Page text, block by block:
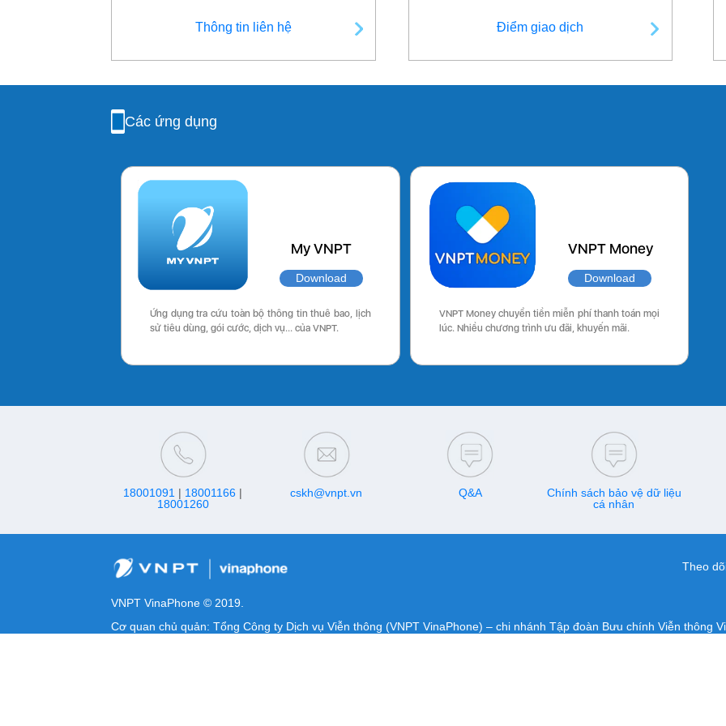
Thông tin liên hệ Điểm giao dịch
Các ứng dụng
My VNPT
Download
Ứng dụng tra cứu toàn bộ thông tin thuê bao, lịch
sử tiêu dùng, gói cước, dịch vụ… của VNPT.
VNPT Money
Download
VNPT Money chuyển tiền miễn phí thanh toán mọi
lúc. Nhiều chương trình ưu đãi, khuyến mãi.
18001091 | 18001166 |
18001260
cskh@vnpt.vn Q&A
Chính sách bảo vệ dữ liệu
cá nhân
Theo
VNPT VinaPhone © 2019.
Cơ quan chủ quản: Tổng Công ty Dịch vụ Viễn thông (VNPT VinaPhone) – chi nhánh Tập đoàn Bưu chính Viễn thông